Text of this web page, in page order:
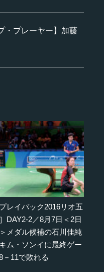
・プレーヤー】加藤
プレイバック2016リオ五
DAY2-2／8月7日＜2日
メダル候補の石川佳純
ム・ソンイに最終ゲー
－11で敗れる